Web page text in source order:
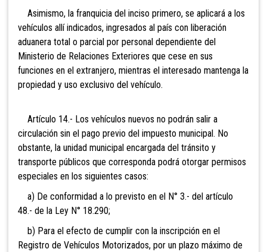
Asimismo, la franquicia del inciso primero, se aplicará a los
vehículos allí indicados, ingresados al país con liberación
aduanera total o parcial por personal dependiente del
Ministerio de Relaciones Exteriores que cese en sus
funciones en el extranjero, mientras el interesado mantenga la
propiedad y uso exclusivo del vehículo.
Artículo 14.- Los vehículos nuevos no podrán salir a
circulación sin el pago previo del impuesto municipal. No
obstante, la unidad municipal encargada del tránsito y
transporte públicos que corresponda podrá otorgar permisos
especiales en los siguientes casos:
a) De conformidad a lo previsto en el N° 3.- del artículo
48.- de la Ley N° 18.290;
b) Para el efecto de cumplir con la inscripción en el
Registro de Vehículos Motorizados, por un plazo máximo de